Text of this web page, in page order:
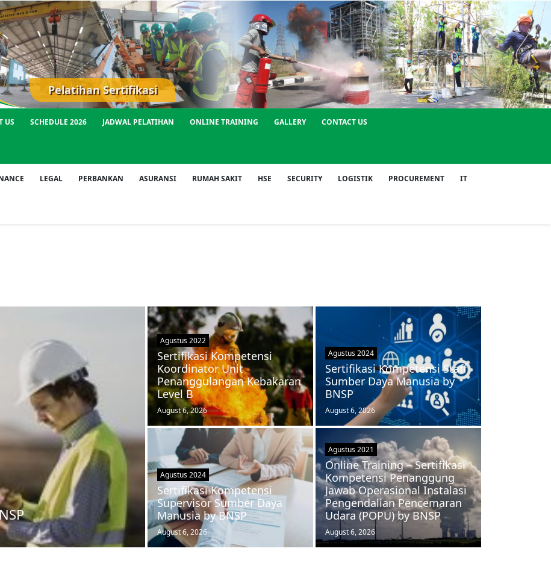
Pelatihan Sertifikasi
US SCHEDULE 2026 JADWAL PELATIHAN ONLINE TRAINING GALLERY CONTACT US
LEGAL PERBANKAN ASURANSI RUMAH SAKIT HSE SECURITY LOGISTIK PROCUREMENT IT
Agustus 2022
Sertifikasi Kompetensi
Koordinator Unit
Penanggulangan Kebakaran
Level B
August 6, 2026
Agustus 2024
Sertifikasi Kompetensi Staff
Sumber Daya Manusia by
BNSP
August 6, 2026
Agustus 2024
Sertifikasi Kompetensi
Supervisor Sumber Daya
Manusia by BNSP
August 6, 2026
Agustus 2021
Online Training – Sertifikasi
Kompetensi Penanggung
Jawab Operasional Instalasi
Pengendalian Pencemaran
Udara (POPU) by BNSP
August 6, 2026